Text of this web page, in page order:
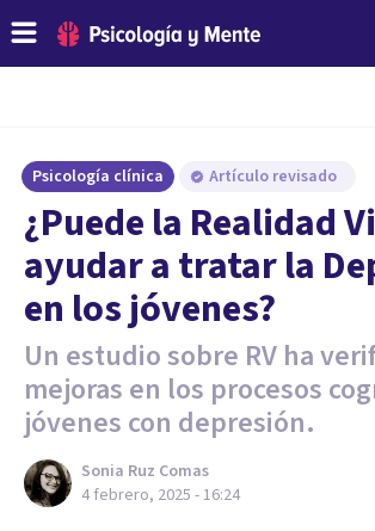
Psicología clínica Artículo revisado
¿Puede la Realidad
ayudar a tratar la
en los jóvenes?
Un estudio sobre RV ha
mejoras en los procesos
jóvenes con depresión.
Sonia Ruz Comas
4 febrero, 2025 - 16:24